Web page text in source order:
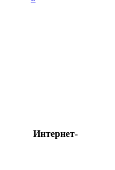
Интернет-